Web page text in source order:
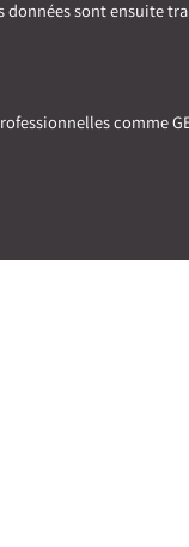
sont ensuite
comme